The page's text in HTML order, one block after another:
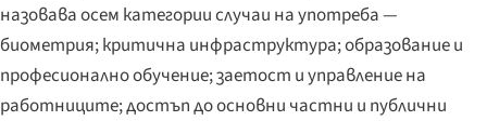
назовава осем категории случаи на употреба —
биометрия; критична инфраструктура; образование и
професионално обучение; заетост и управление на
работниците; достъп до основни частни и публични